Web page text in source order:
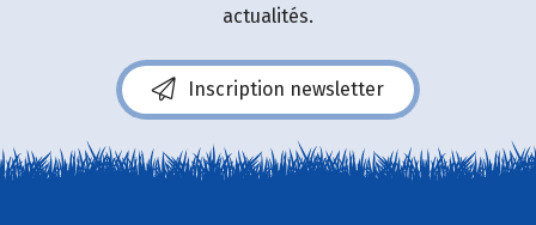
actualités.
Inscription newsletter